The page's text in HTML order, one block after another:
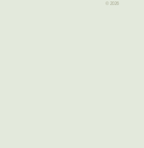
© 2026